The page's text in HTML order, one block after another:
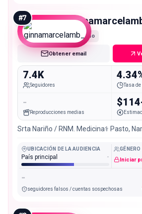
#7
Nano
Obtener email
7.4K
Seguidores Tasa
-
Reproducciones medias
Srta Nariño / RNM. Medicina⚕️ Pasto,
UBICACIÓN DE LA AUDIENCIA
País principal - Iniciar
-
seguidores falsos / cuentas sospechosas